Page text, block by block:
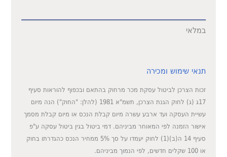
במלאי
תנאי שימוש ומכירה
זכות הצרכן לביטול עסקת מכר מרחוק בהתאם ובכפוף להוראות סעיף
17ג (ג) לחוק הגנת הצרכן, תשמ"א 1981 (להלן: "החוק") הנה מיום
עשיית העסקה ועד ארבע עשרה מיום קבלת הנכס או מיום קבלת מסמך
אישור הזמנה לפי המאוחר מביניהם. דמי ביטול בגין ביטול עסקה ע"פ
סעיף 14 ה(ב)(1) לחוק יעמדו על סך 5% ממחיר הנכס כהגדרתו בחוק
או 100 שקלים חדשים, לפי הנמוך מביניהם.